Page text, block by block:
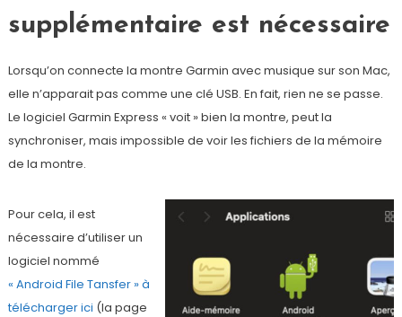
supplémentaire est nécessaire
Lorsqu’on connecte la montre Garmin avec musique sur son Mac,
elle n’apparait pas comme une clé USB. En fait, rien ne se passe.
Le logiciel Garmin Express « voit » bien la montre, peut la
synchroniser, mais impossible de voir les fichiers de la mémoire
de la montre.
Pour cela, il est
nécessaire d’utiliser un
logiciel nommé
« Android File Tansfer » à
télécharger ici (la page